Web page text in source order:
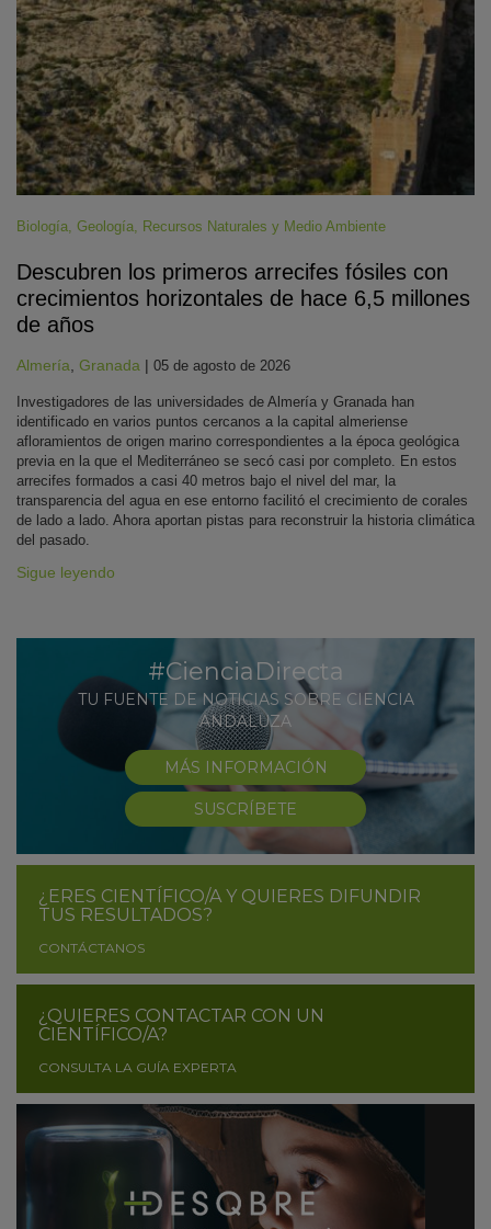
Biología, Geología, Recursos Naturales y Medio Ambiente
Descubren los primeros arrecifes fósiles con
crecimientos horizontales de hace 6,5 millones
de años
Almería, Granada | 05 de agosto de 2026
Investigadores de las universidades de Almería y Granada han
identificado en varios puntos cercanos a la capital almeriense
afloramientos de origen marino correspondientes a la época geológica
previa en la que el Mediterráneo se secó casi por completo. En estos
arrecifes formados a casi 40 metros bajo el nivel del mar, la
transparencia del agua en ese entorno facilitó el crecimiento de corales
de lado a lado. Ahora aportan pistas para reconstruir la historia climática
del pasado.
Sigue leyendo
#CienciaDirecta
TU FUENTE DE NOTICIAS SOBRE CIENCIA
ANDALUZA
MÁS INFORMACIÓN
SUSCRÍBETE
¿ERES CIENTÍFICO/A Y QUIERES DIFUNDIR
TUS RESULTADOS?
CONTÁCTANOS
¿QUIERES CONTACTAR CON UN
CIENTÍFICO/A?
CONSULTA LA GUÍA EXPERTA